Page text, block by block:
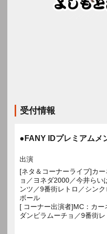
受付情報
●FANY IDプレミアムメ
出演
[ネタ＆コーナーライブ]カ
ョ／ヨネダ2000／今井らい
ンツ／9番街レトロ／シン
ボール
[ コーナー出演者]MC：カ
ダンビラムーチョ／9番街